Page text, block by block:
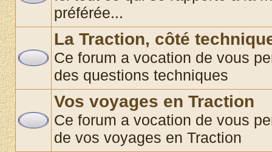
préférée...
La Traction, côté
Ce forum a vocation de vous
des questions techniques
Vos voyages en Traction
Ce forum a vocation de vous
de vos voyages en Traction